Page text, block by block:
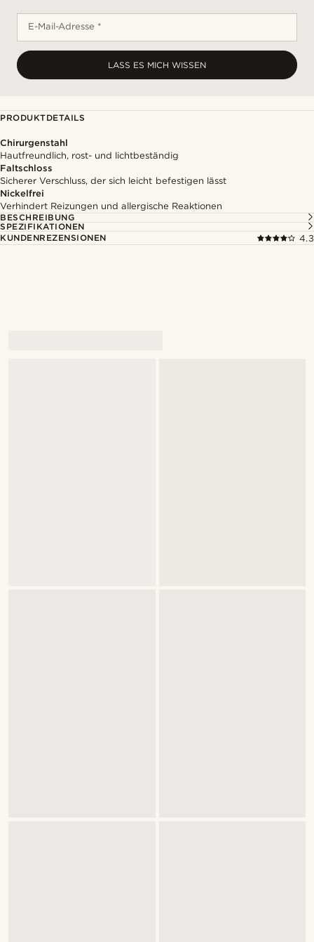
E-Mail-Adresse *
LASS ES MICH WISSEN
PRODUKTDETAILS
Chirurgenstahl
Hautfreundlich, rost- und lichtbeständig
Faltschloss
Sicherer Verschluss, der sich leicht befestigen lässt
Nickelfrei
Verhindert Reizungen und allergische Reaktionen
BESCHREIBUNG
SPEZIFIKATIONEN
KUNDENREZENSIONEN
4.3